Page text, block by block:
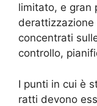
limitato, e gran
concentrati
controllo,
I punti in cui è
ratti devono